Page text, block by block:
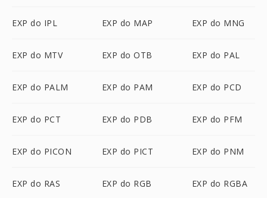
EXP do IPL EXP do MAP EXP do MNG
EXP do MTV EXP do OTB EXP do PAL
EXP do PALM EXP do PAM EXP do PCD
EXP do PCT EXP do PDB EXP do PFM
EXP do PICON EXP do PICT EXP do PNM
EXP do RAS EXP do RGB EXP do RGBA